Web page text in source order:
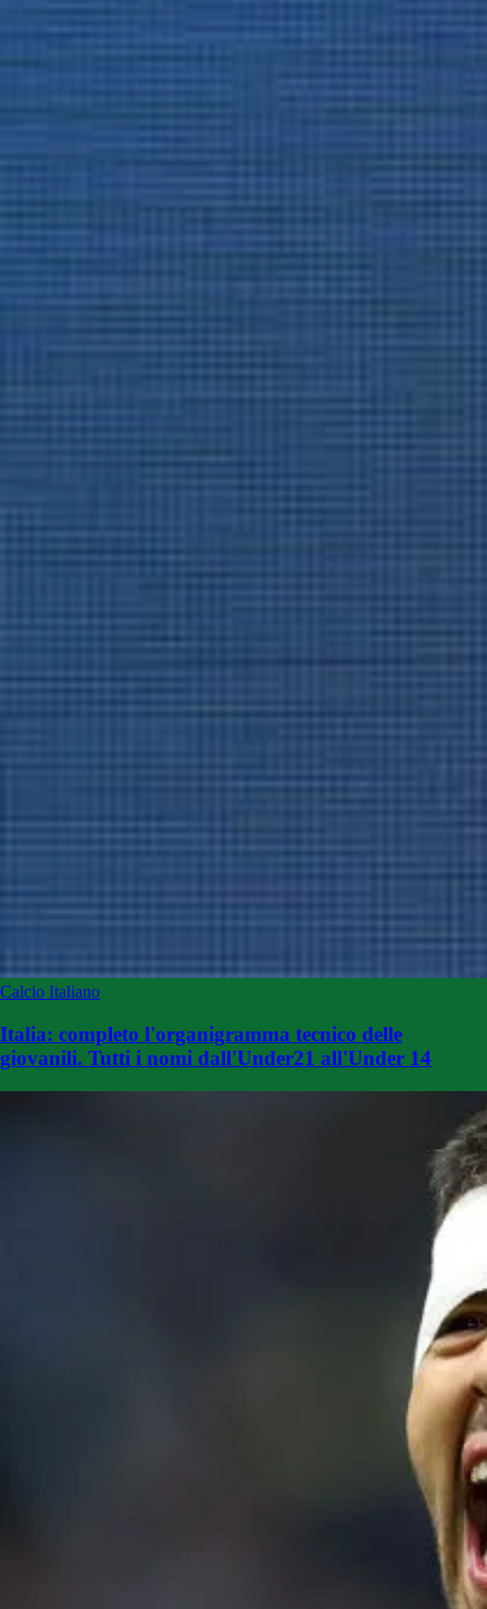
Calcio Italiano
Italia: completo l'organigramma tecnico delle
giovanili. Tutti i nomi dall'Under21 all'Under 14